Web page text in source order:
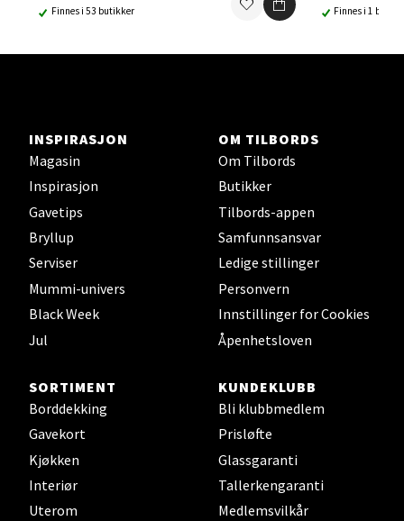
Finnes i 53 butikker
Finnes i 1 butikk
INSPIRASJON
Magasin
Inspirasjon
Gavetips
Bryllup
Serviser
Mummi-univers
Black Week
Jul
OM TILBORDS
Om Tilbords
Butikker
Tilbords-appen
Samfunnsansvar
Ledige stillinger
Personvern
Innstillinger for Cookies
Åpenhetsloven
SORTIMENT
Borddekking
Gavekort
Kjøkken
Interiør
Uterom
KUNDEKLUBB
Bli klubbmedlem
Prisløfte
Glassgaranti
Tallerkengaranti
Medlemsvilkår
Sortland - Sortland Storsenter
Strangata 26, 8400 Sortland
Åpent i dag 10-16
Velg
Steinkjer - Thon Senter Steinkjer